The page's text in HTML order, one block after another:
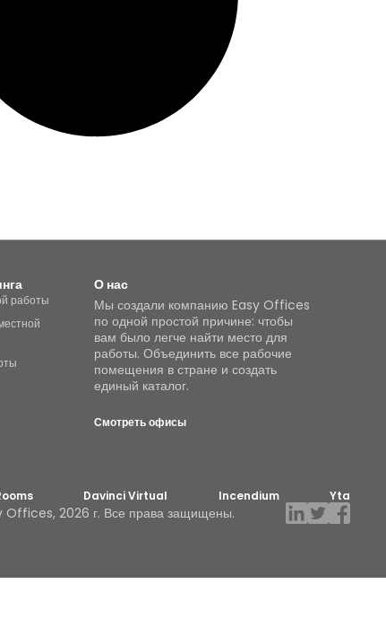
работы
О нас
Мы создали компанию Easy Offices
по одной простой причине: чтобы
вам было легче найти место для
работы. Объединить все рабочие
помещения в стране и создать
единый каталог.
Смотреть офисы
Davinci Virtual Incendium Yta
Offices, 2026 г. Все права защищены.